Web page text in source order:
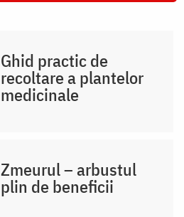
Ghid practic de
recoltare a plantelor
medicinale
Zmeurul – arbustul
plin de beneficii